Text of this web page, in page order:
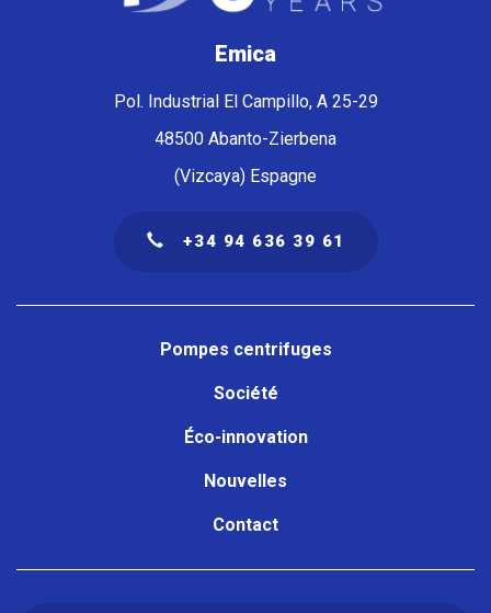
Emica
Pol. Industrial El Campillo, A 25-29
48500 Abanto-Zierbena
(Vizcaya) Espagne
+34 94 636 39 61
Pompes centrifuges
Société
Éco-innovation
Nouvelles
Contact